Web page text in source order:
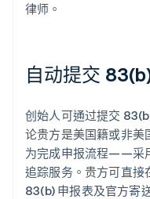
律师。
自动提交
创始人可通过提交
论贵方是美国籍或非
为完成申报流程——采
追踪服务。贵方可直
83(b) 申报表及官方寄